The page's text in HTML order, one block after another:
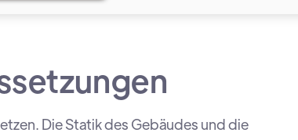
Die Statik des Gebäudes und die